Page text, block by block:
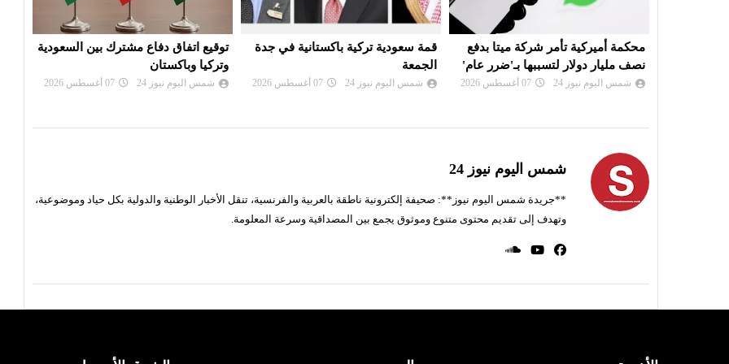
قمة سعودية تركية باكستانية في جدة
الجمعة
شمس اليوم نيوز 24 07 أغسطس 2026
توقيع اتفاق دفاع مشترك بين السعودية
وتركيا وباكستان
شمس اليوم نيوز 24 07 أغسطس 2026
محكمة أميركية تأمر شركة ميتا بدفع
نصف مليار دولار لتسببها بـ'ضرر عام'
شمس اليوم نيوز 24 07 أغسطس 2026
شمس اليوم نيوز 24
**جريدة شمس اليوم نيوز**: صحيفة إلكترونية ناطقة بالعربية والفرنسية، تنقل الأخبار الوطنية والدولية بكل حياد وموضوعية،
وتهدف إلى تقديم محتوى متنوع وموثوق يجمع بين المصداقية وسرعة المعلومة.